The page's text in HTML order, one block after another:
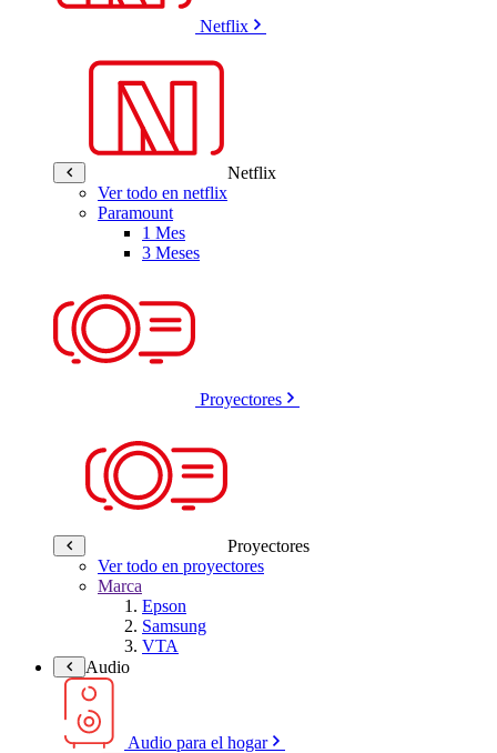
Netflix
Netflix
Ver todo en netflix
Paramount
1 Mes
3 Meses
Proyectores
Proyectores
Ver todo en proyectores
Marca
Epson
Samsung
VTA
Audio
Audio para el hogar